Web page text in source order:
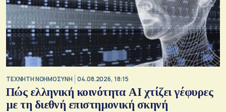
TΕΧΝΗΤΗ ΝΟΗΜΟΣΥΝΗ 04.08.2026, 18:15
Πώς ελληνική κοινότητα AI χτίζει γέφυρες
με τη διεθνή επιστημονική σκηνή